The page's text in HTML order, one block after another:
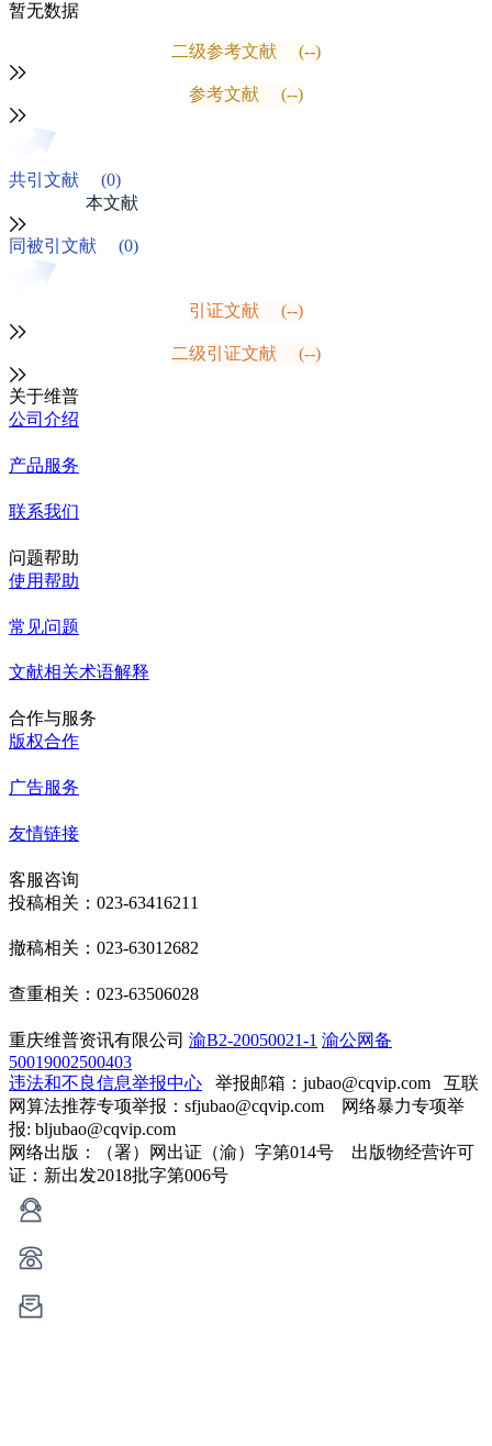
暂无数据
二级参考文献 (--)
参考文献 (--)
共引文献
(0)
本文献
同被引文献 (0)
引证文献 (--)
二级引证文献 (--)
关于维普
公司介绍
产品服务
联系我们
问题帮助
使用帮助
常见问题
文献相关术语解释
合作与服务
版权合作
广告服务
友情链接
客服咨询
投稿相关：023-63416211
撤稿相关：023-63012682
查重相关：023-63506028
重庆维普资讯有限公司 渝B2-20050021-1 渝公网备
50019002500403
违法和不良信息举报中心 举报邮箱：jubao@cqvip.com 互联
网算法推荐专项举报：sfjubao@cqvip.com 网络暴力专项举
报: bljubao@cqvip.com
网络出版：（署）网出证（渝）字第014号 出版物经营许可
证：新出发2018批字第006号